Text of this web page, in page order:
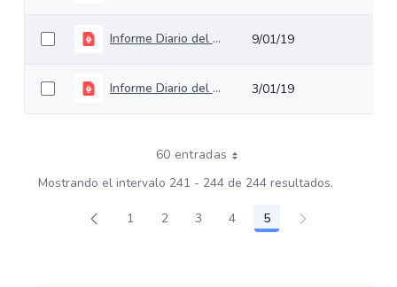
Informe Diario del 8 de enero de 2019 9/01/19
Informe Diario del 2 de enero de 2019 3/01/19
60 entradas
Mostrando el intervalo 241 - 244 de 244 resultados.
Página
1 Página
2 Página
3 Página
4 Página
5